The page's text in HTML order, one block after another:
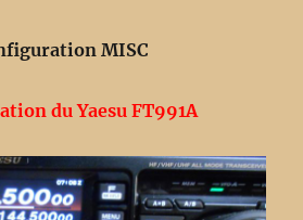
MISC
du Yaesu FT991A